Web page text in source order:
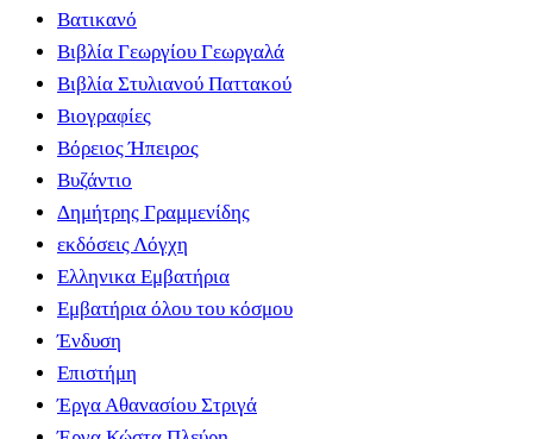
Βατικανό
Βιβλία Γεωργίου Γεωργαλά
Βιβλία Στυλιανού Παττακού
Βιογραφίες
Βόρειος Ήπειρος
Βυζάντιο
Δημήτρης Γραμμενίδης
εκδόσεις Λόγχη
Ελληνικα Εμβατήρια
Εμβατήρια όλου του κόσμου
Ένδυση
Επιστήμη
Έργα Αθανασίου Στριγά